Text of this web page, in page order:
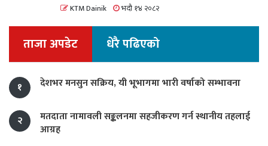
KTM Dainik भदौ १४ २०८२
ताजा अपडेट धेरै पढिएको
१ देशभर मनसुन सक्रिय, यी भूभागमा भारी वर्षाको सम्भावना
२
मतदाता नामावली सङ्कलनमा सहजीकरण गर्न स्थानीय तहलाई
आग्रह